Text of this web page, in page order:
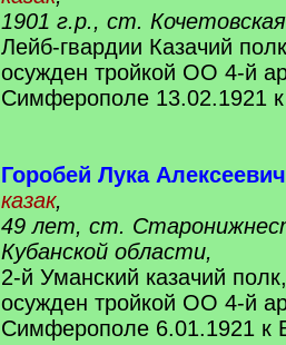
1901 г.р., ст.
Лейб-гвардии Казачий
осужден тройкой ОО 4-й
Симферополе 13.02.1921
Горобей Лука Алексеевич
казак,
49 лет, ст.
Кубанской области,
2-й Уманский казачий полк,
осужден тройкой ОО 4-й
Симферополе 6.01.1921 к